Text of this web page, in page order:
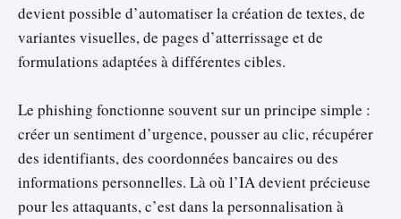
devient possible d’automatiser la création de textes, de
variantes visuelles, de pages d’atterrissage et de
formulations adaptées à différentes cibles.
Le phishing fonctionne souvent sur un principe simple :
créer un sentiment d’urgence, pousser au clic, récupérer
des identifiants, des coordonnées bancaires ou des
informations personnelles. Là où l’IA devient précieuse
pour les attaquants, c’est dans la personnalisation à